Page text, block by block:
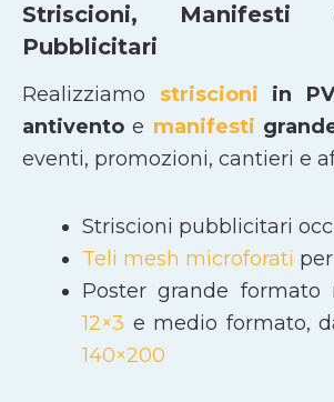
Striscioni, Manifesti
Pubblicitari
Realizziamo striscioni in
antivento e manifesti
eventi, promozioni, cantieri e
Striscioni pubblicitari
Teli mesh microforati
Poster grande
12×3 e medio formato,
140×200